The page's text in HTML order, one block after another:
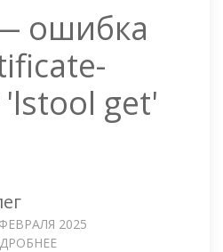
ошибка
get'
2025